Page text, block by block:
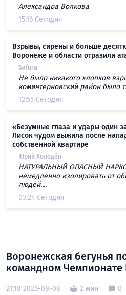
Александра Волкова
15:16 Сегодня
Взрывы, сирены и больше
Воронеже и области отразили
Safura
Не было никакого хлопков
коминтерновский район было
12:55 Сегодня
«Безумные глаза и удары один
Лисок чудом выжила после
собственной квартире
Юрий Холодён
НАТУРАЛЬНЫЙ ОПАСНЫЙ
немедленно изолировать от
людей....
03:24 Сегодня
Воронежская бегунья
командном Чемпионате
21:18 2026-08-08 2 мин 0